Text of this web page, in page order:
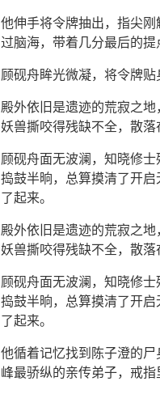
他伸手将令牌抽出，指尖
过脑海，带着几分最后的
顾砚舟眸光微凝，将令牌贴
殿外依旧是遗迹的荒寂之
妖兽撕咬得残缺不全，散落
顾砚舟面无波澜，知晓修
捣鼓半晌，总算摸清了开
了起来。
殿外依旧是遗迹的荒寂之
妖兽撕咬得残缺不全，散落
顾砚舟面无波澜，知晓修
捣鼓半晌，总算摸清了开
了起来。
他循着记忆找到陈子澄的
峰最骄纵的亲传弟子，戒指